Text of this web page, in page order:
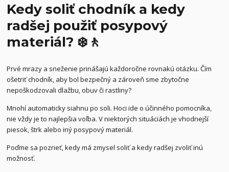
Kedy soliť chodník a kedy
radšej použiť posypový
materiál? ❄️🚶
Prvé mrazy a sneženie prinášajú každoročne rovnakú otázku. Čím
ošetriť chodník, aby bol bezpečný a zároveň sme zbytočne
nepoškodzovali dlažbu, obuv či rastliny?
Mnohí automaticky siahnu po soli. Hoci ide o účinného pomocníka,
nie vždy je to najlepšia voľba. V niektorých situáciách je vhodnejší
piesok, štrk alebo iný posypový materiál.
Poďme sa pozrieť, kedy má zmysel soliť a kedy radšej zvoliť inú
možnosť.